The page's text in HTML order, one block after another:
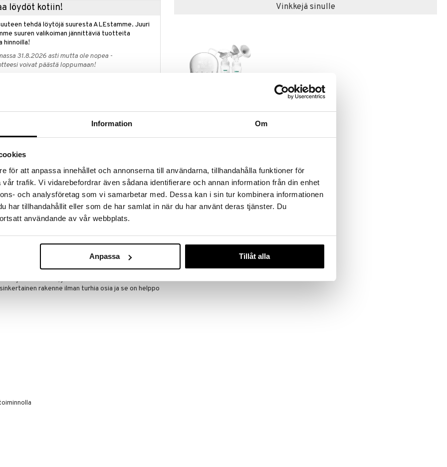
Information Om
för att anpassa innehållet och annonserna till användarna, tillhandahålla funktioner för
trafik. Vi vidarebefordrar även sådana identifierare och annan information från din enhet
och analysföretag som vi samarbetar med. Dessa kan i sin tur kombinera informationen
har tillhandahållit eller som de har samlat in när du har använt deras tjänster. Du
användande av vår webbplats.
Anpassa Tillåt alla
löydöt kotiin!
tehdä löytöjä suuresta ALEstamme. Juuri
suuren valikoiman jännittäviä tuotteita
hinnoilla!
31.8.2026 asti mutta ole nopea -
voivat päästä loppumaan!
on kone, joka keittää, lämmittää ja viilentää
Sinun tulee vain valita kosketusnäytöltä
ja lämmittämiseen. Yksikkö keittää ensin
ja lämmittää sitten keitetyn veden valittuun
veden. Kun sinun täytyy nopeasti kylmentää
varten, valitset vain kosketusnäytöltä
on sininen valo, joka ei herätä lasta ja auttaa
vanhemmille, jotka haluavat säästää aikaa.
rakenne ilman turhia osia ja se on helppo
Vinkkejä sinulle